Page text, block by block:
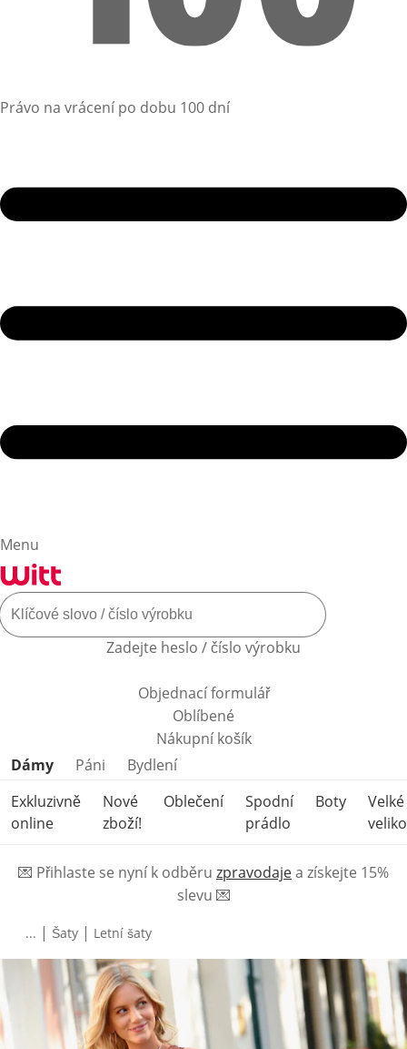
Právo na vrácení po dobu 100 dní
Menu
Zadejte heslo / číslo výrobku
Objednací formulář
Oblíbené
Nákupní košík
Přeskočit kategorie produktů
Dámy Páni
Bydlení
Exkluzivně
online
Nové
zboží!
Oblečení
Spodní
prádlo
Boty
Velké
💌 Přihlaste se nyní k odběru zpravodajea získejte 15%
slevu 💌
... | Šaty | Letní šaty